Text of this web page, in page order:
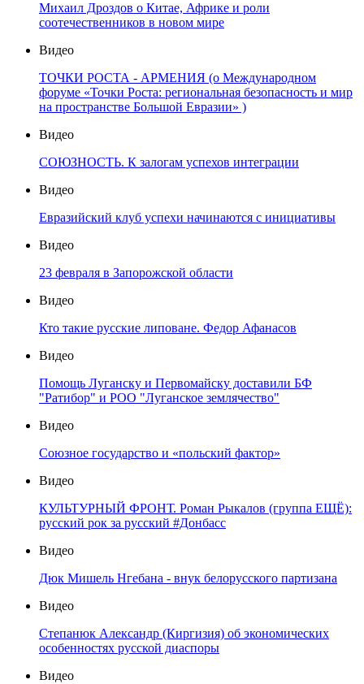
Михаил Дроздов о Китае, Африке и роли
соотечественников в новом мире
Видео
ТОЧКИ РОСТА - АРМЕНИЯ (о Международном
форуме «Точки Роста: региональная безопасность и мир
на пространстве Большой Евразии» )
Видео
СОЮЗНОСТЬ. К залогам успехов интеграции
Видео
Евразийский клуб успехи начинаются с инициативы
Видео
23 февраля в Запорожской области
Видео
Кто такие русские липоване. Федор Афанасов
Видео
Помощь Луганску и Первомайску доставили БФ
"Ратибор" и РОО "Луганское землячество"
Видео
Союзное государство и «польский фактор»
Видео
КУЛЬТУРНЫЙ ФРОНТ. Роман Рыкалов (группа ЕЩЁ):
русский рок за русский #Донбасс
Видео
Дюк Мишель Нгебана - внук белорусского партизана
Видео
Степанюк Александр (Киргизия) об экономических
особенностях русской диаспоры
Видео